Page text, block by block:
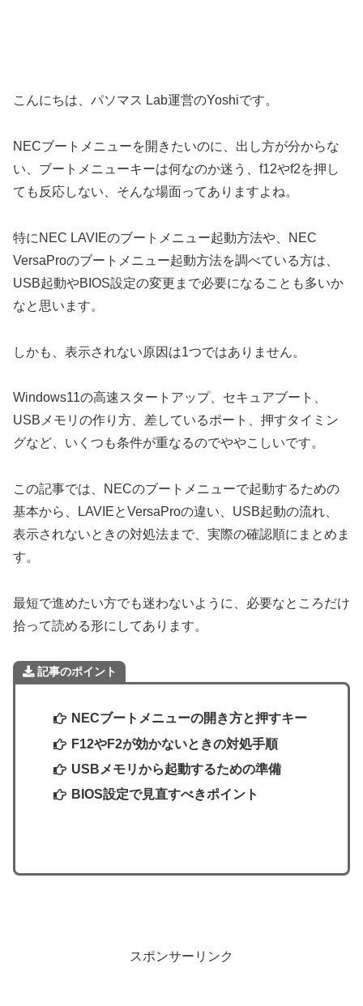
こんにちは、パソマス Lab運営のYoshiです。
NECブートメニューを開きたいのに、出し方が分からな
い、ブートメニューキーは何なのか迷う、f12やf2を押し
ても反応しない、そんな場面ってありますよね。
特にNEC LAVIEのブートメニュー起動方法や、NEC
VersaProのブートメニュー起動方法を調べている方は、
USB起動やBIOS設定の変更まで必要になることも多いか
なと思います。
しかも、表示されない原因は1つではありません。
Windows11の高速スタートアップ、セキュアブート、
USBメモリの作り方、差しているポート、押すタイミン
グなど、いくつも条件が重なるのでややこしいです。
この記事では、NECのブートメニューで起動するための
基本から、LAVIEとVersaProの違い、USB起動の流れ、
表示されないときの対処法まで、実際の確認順にまとめま
す。
最短で進めたい方でも迷わないように、必要なところだけ
拾って読める形にしてあります。
記事のポイント
NECブートメニューの開き方と押すキー
F12やF2が効かないときの対処手順
USBメモリから起動するための準備
BIOS設定で見直すべきポイント
スポンサーリンク